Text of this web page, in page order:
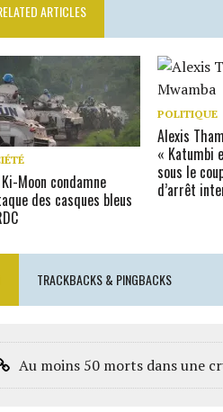
ARTICLES
Moon condamne
des casques bleus
POLITIQUE
Alexis
«
sous le
d’arrêt
TRACKBACKS & PINGBACKS
Au moins 50 morts dans une